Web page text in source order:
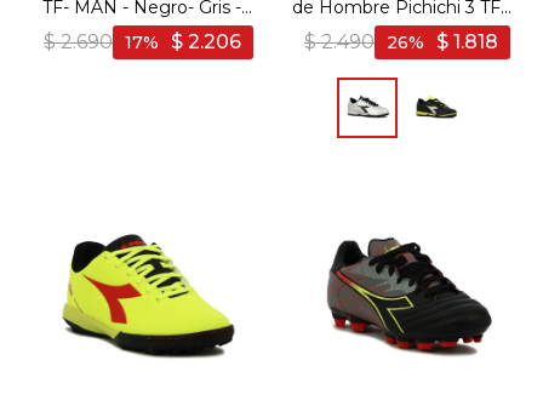
TF- MAN - Negro- Gris -
Negro-Gris
$ 2.690 $ 2.206
17
de Hombre Pichichi 3 TF -
Plata-Negro
$ 2.490 $ 1.818
26